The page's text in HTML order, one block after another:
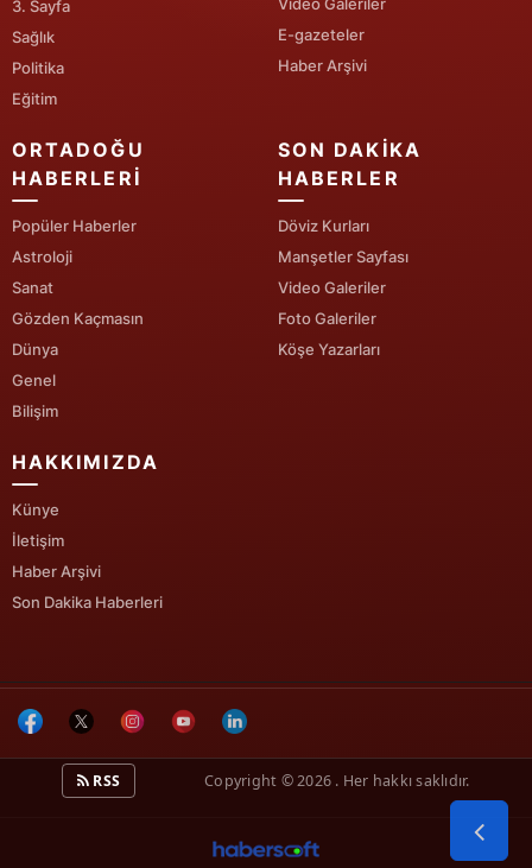
Karaman
Batman
Şırnak
Bartın
Ardahan
3. Sayfa
Sağlık
Politika
Eğitim
E-gazeteler
Haber Arşivi
ORTADOĞU
HABERLERI
Popüler Haberler
Astroloji
Sanat
Gözden Kaçmasın
Dünya
Genel
Bilişim
SON DAKIKA
HABERLER
Döviz Kurları
Manşetler Sayfası
Video Galeriler
Foto Galeriler
Köşe Yazarları
HAKKIMIZDA
Künye
İletişim
Haber Arşivi
Son Dakika Haberleri
RSS Copyright © 2026 . Her hakkı saklıdır.